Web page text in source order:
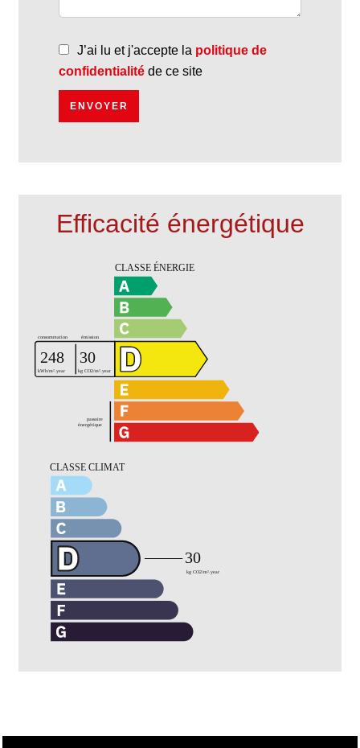
J’ai lu et j'accepte la politique de
confidentialité de ce site
ENVOYER
Efficacité énergétique